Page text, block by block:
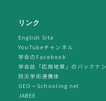
リンク
English Site
YouTubeチャンネル
学会のFacebook
学会誌「応用地質」のバックナ
防災学術連携体
GEO－Schooling net
JABEE